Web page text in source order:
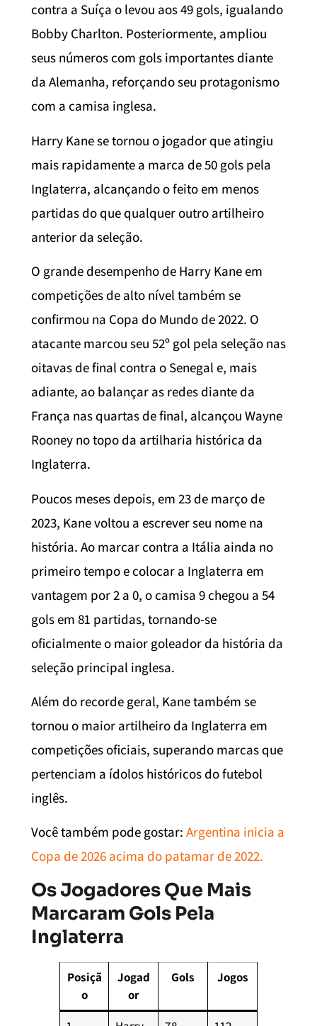
contra a Suíça o levou aos 49 gols, igualando
Bobby Charlton. Posteriormente, ampliou
seus números com gols importantes diante
da Alemanha, reforçando seu protagonismo
com a camisa inglesa.
Harry Kane se tornou o jogador que atingiu
mais rapidamente a marca de 50 gols pela
Inglaterra, alcançando o feito em menos
partidas do que qualquer outro artilheiro
anterior da seleção.
O grande desempenho de Harry Kane em
competições de alto nível também se
confirmou na Copa do Mundo de 2022. O
atacante marcou seu 52º gol pela seleção nas
oitavas de final contra o Senegal e, mais
adiante, ao balançar as redes diante da
França nas quartas de final, alcançou Wayne
Rooney no topo da artilharia histórica da
Inglaterra.
Poucos meses depois, em 23 de março de
2023, Kane voltou a escrever seu nome na
história. Ao marcar contra a Itália ainda no
primeiro tempo e colocar a Inglaterra em
vantagem por 2 a 0, o camisa 9 chegou a 54
gols em 81 partidas, tornando-se
oficialmente o maior goleador da história da
seleção principal inglesa.
Além do recorde geral, Kane também se
tornou o maior artilheiro da Inglaterra em
competições oficiais, superando marcas que
pertenciam a ídolos históricos do futebol
inglês.
Você também pode gostar: Argentina inicia a
Copa de 2026 acima do patamar de 2022.
Os Jogadores Que Mais
Marcaram Gols Pela
Inglaterra
Posiçã
o
Jogad
or
Gols Jogos